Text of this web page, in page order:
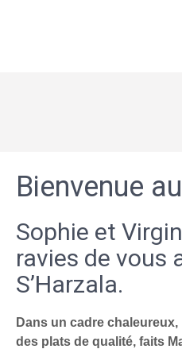
Bienvenue
Sophie et
ravies de vous
S’Harzala.
Dans un cadre
des plats de qualité, faits